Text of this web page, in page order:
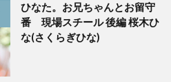
ひなた。お兄ちゃんとお留守
番 現場スチール 後編 桜木ひ
な(さくらぎひな)